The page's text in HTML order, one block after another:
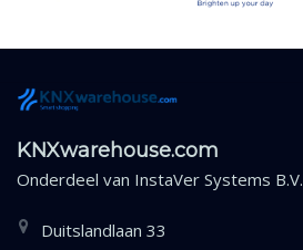
KNXwarehouse.com
Onderdeel van InstaVer Systems B.V.
Duitslandlaan 33